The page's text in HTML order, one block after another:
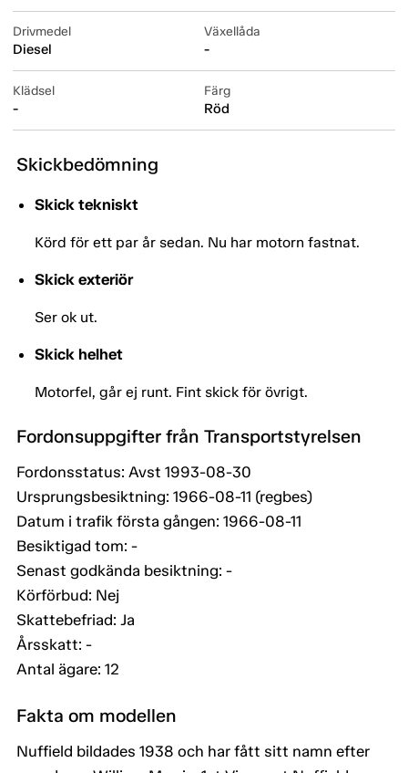
Drivmedel
Diesel
Växellåda
-
Klädsel
-
Färg
Röd
Skickbedömning
Skick tekniskt
Körd för ett par år sedan. Nu har motorn fastnat.
Skick exteriör
Ser ok ut.
Skick helhet
Motorfel, går ej runt. Fint skick för övrigt.
Fordonsuppgifter från Transportstyrelsen
Fordonsstatus: Avst 1993-08-30
Ursprungsbesiktning: 1966-08-11 (regbes)
Datum i trafik första gången: 1966-08-11
Besiktigad tom: -
Senast godkända besiktning: -
Körförbud: Nej
Skattebefriad: Ja
Årsskatt: -
Antal ägare: 12
Fakta om modellen
Nuffield bildades 1938 och har fått sitt namn efter